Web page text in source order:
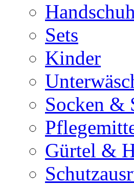
Sets
Kinder
Socken &
Gürtel &